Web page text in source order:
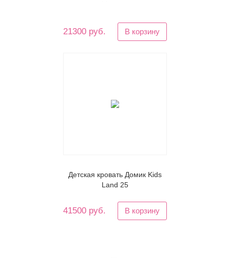
21300 руб. В корзину
Детская кровать Домик Kids
Land 25
41500 руб. В корзину